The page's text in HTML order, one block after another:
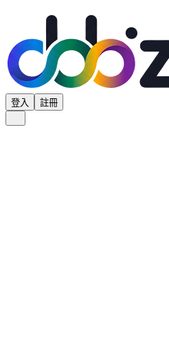
登入 註冊